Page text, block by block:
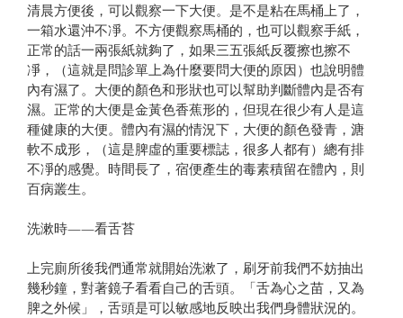
清晨方便後，可以觀察一下大便。是不是粘在馬桶上了，
一箱水還沖不凈。不方便觀察馬桶的，也可以觀察手紙，
正常的話一兩張紙就夠了，如果三五張紙反覆擦也擦不
凈，（這就是問診單上為什麼要問大便的原因）也說明體
內有濕了。大便的顏色和形狀也可以幫助判斷體內是否有
濕。正常的大便是金黃色香蕉形的，但現在很少有人是這
種健康的大便。體內有濕的情況下，大便的顏色發青，溏
軟不成形，（這是脾虛的重要標誌，很多人都有）總有排
不凈的感覺。時間長了，宿便產生的毒素積留在體內，則
百病叢生。­
洗漱時——看舌苔­
上完廁所後我們通常就開始洗漱了，刷牙前我們不妨抽出
幾秒鐘，對著鏡子看看自己的舌頭。「舌為心之苗，又為
脾之外候」，舌頭是可以敏感地反映出我們身體狀況的。­